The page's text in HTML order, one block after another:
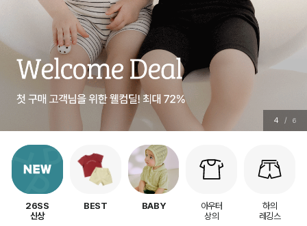
5 / 6
26SS
신상
BEST BABY
아우터
상의
하의
레깅스